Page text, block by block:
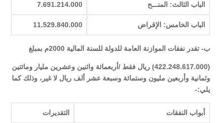
الباب الثالث: المنـــح 7.691.214.000
الباب الخامس: الإقراض 11.529.840.000
ب- تقدر نفقات الموازنة العامة للدولة للسنة المالية 2000م بمبلغ
(422.248.617.000) ريال فقط /أربعمائة واثنين وعشرين مليار ومائتين
وثمانية وأربعين مليون وستمائة وسبعة عشر ألف ريال لا غير، وذلك كما
يلي:-
أبواب النفقات التقديرات